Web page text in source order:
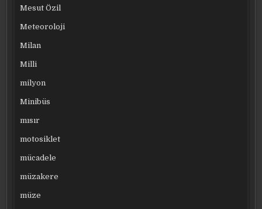
Mesut Özil
Meteoroloji
Milan
Milli
milyon
Minibüs
mısır
motosiklet
mücadele
müzakere
müze